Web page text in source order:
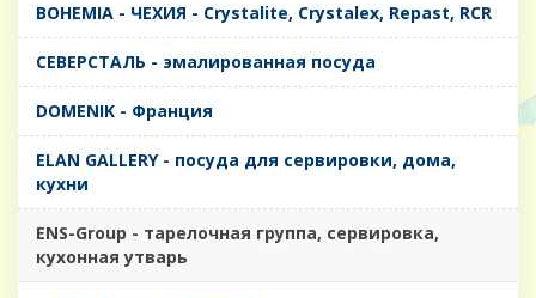
BOHEMIA - ЧЕХИЯ - Crystalite, Crystalex, Repast, RCR
CЕВЕРСТАЛЬ - эмалированная посуда
DOMENIK - Франция
ELAN GALLERY - посуда для сервировки, дома,
кухни
ENS-Group - тарелочная группа, сервировка,
кухонная утварь